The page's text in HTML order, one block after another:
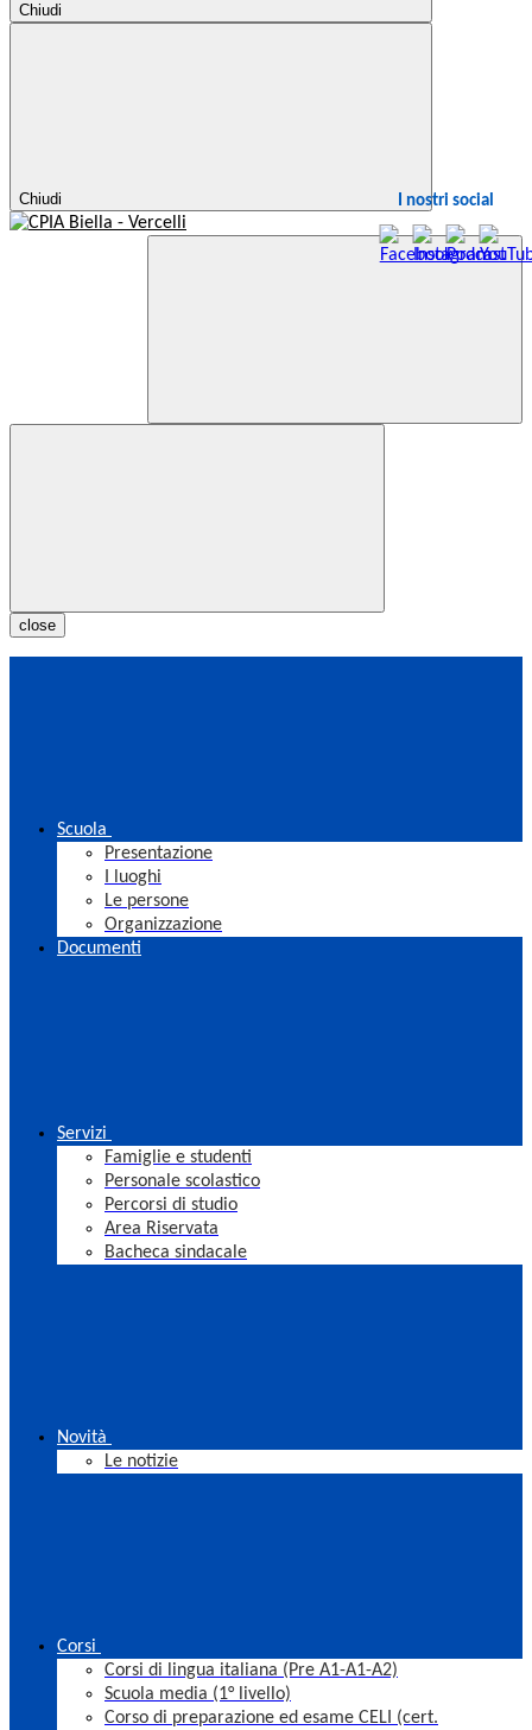
Chiudi
Chiudi I nostri social
close
Scuola
Presentazione
I luoghi
Le persone
Organizzazione
Documenti
Servizi
Famiglie e studenti
Personale scolastico
Percorsi di studio
Area Riservata
Bacheca sindacale
Novità
Le notizie
Corsi
Corsi di lingua italiana (Pre A1-A1-A2)
Scuola media (1° livello)
Corso di preparazione ed esame CELI (cert.